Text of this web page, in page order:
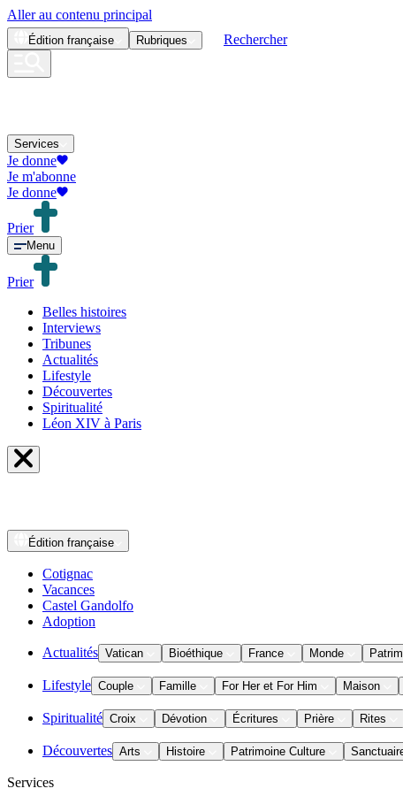
Aller au contenu principal
Édition française Rubriques Rechercher
Services
Je donne
Je m'abonne
Je donne
Prier
Menu
Prier
Belles histoires
Interviews
Tribunes
Actualités
Lifestyle
Découvertes
Spiritualité
Léon XIV à Paris
Édition française
Cotignac
Vacances
Castel Gandolfo
Adoption
Actualités Vatican Bioéthique France Monde
Lifestyle Couple Famille For Her et For Him Maison
Spiritualité Croix Dévotion Écritures Prière Rites
Découvertes Arts Histoire Patrimoine Culture
Services